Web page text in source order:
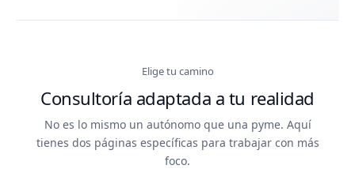
Elige tu camino
Consultoría adaptada a tu realidad
No es lo mismo un autónomo que una pyme. Aquí
tienes dos páginas específicas para trabajar con más
foco.